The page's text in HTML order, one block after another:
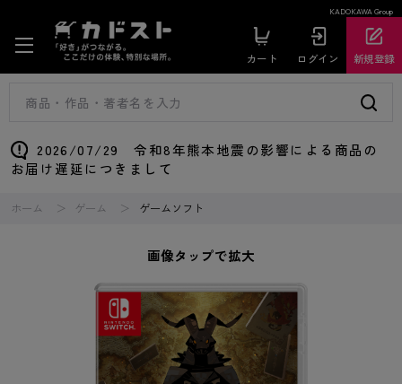
KADOKAWA Group
カート ログイン 新規登録
2026/07/29 令和8年熊本地震の影響による商品の
お届け遅延につきまして
ホーム ゲーム ゲームソフト
画像タップで拡大